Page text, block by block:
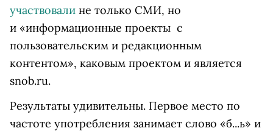
участвовали не только СМИ, но
и «информационные проекты с
пользовательским и редакционным
контентом», каковым проектом и является
snob.ru.
Результаты удивительны. Первое место по
частоте употребления занимает слово «б...ь» и